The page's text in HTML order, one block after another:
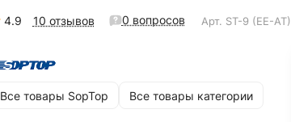
4.9 10 отзывов 0 вопросов Арт. ST-9 (EE-AT)
Все товары SopTop Все товары категории